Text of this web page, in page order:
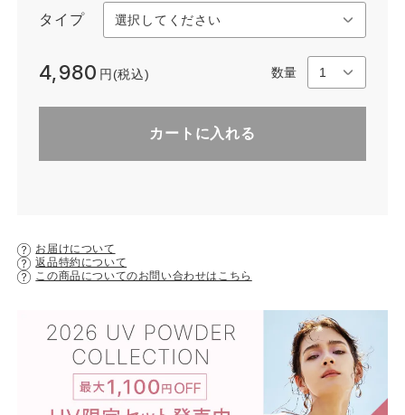
タイプ
4,980 円(税込) 数量
カートに入れる
お届けについて
返品特約について
この商品についてのお問い合わせはこちら